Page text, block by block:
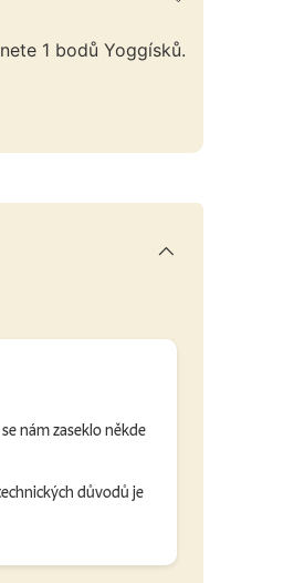
1 bodů Yoggísků.
nám zaseklo někde
důvodů je